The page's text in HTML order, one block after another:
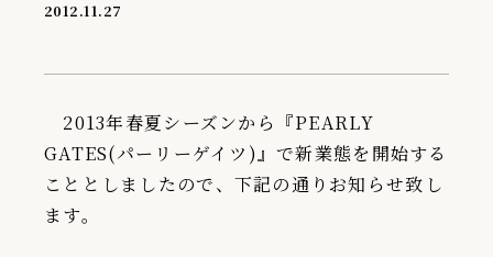
会社情報
IR情報
TSIトピックス
2012.11.27
2013年春夏シーズンから『PEARLY
GATES(パーリーゲイツ)』で新業態を開始する
こととしましたので、下記の通りお知らせ致し
ます。